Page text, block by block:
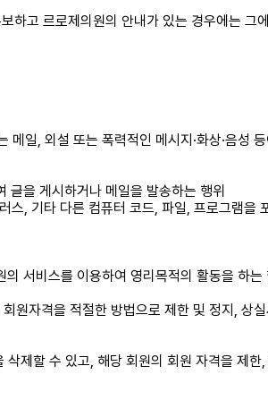
고 르로제의원의 안내가 있는 경우에는 그
, 외설 또는 폭력적인 메시지·화상·음성
글을 게시하거나 메일을 발송하는 행위
, 기타 다른 컴퓨터 코드, 파일, 프로그램을
서비스를 이용하여 영리목적의 활동을 하는
원자격을 적절한 방법으로 제한 및 정지, 상
제할 수 있고, 해당 회원의 회원 자격을 제